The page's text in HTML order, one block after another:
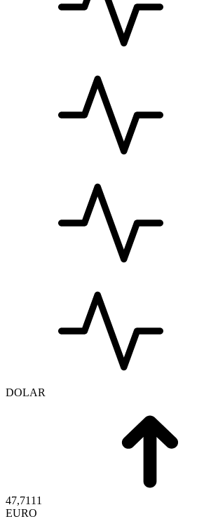
DOLAR
47,7111
EURO